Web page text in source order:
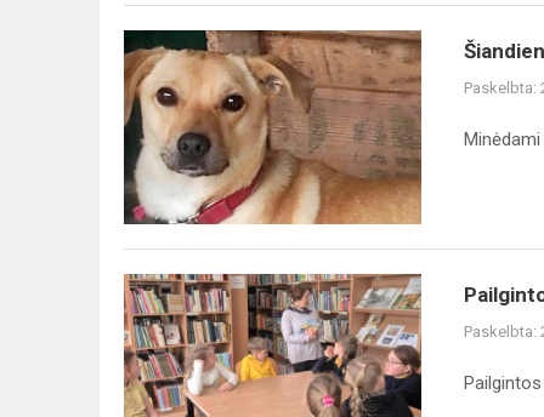
Šiandien
minima
Šuns
diena!
Paskelbta:
Pailgintos
dienos
grupės
veiklos
Paskelbta: